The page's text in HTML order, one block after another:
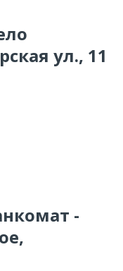
ул., 11
-